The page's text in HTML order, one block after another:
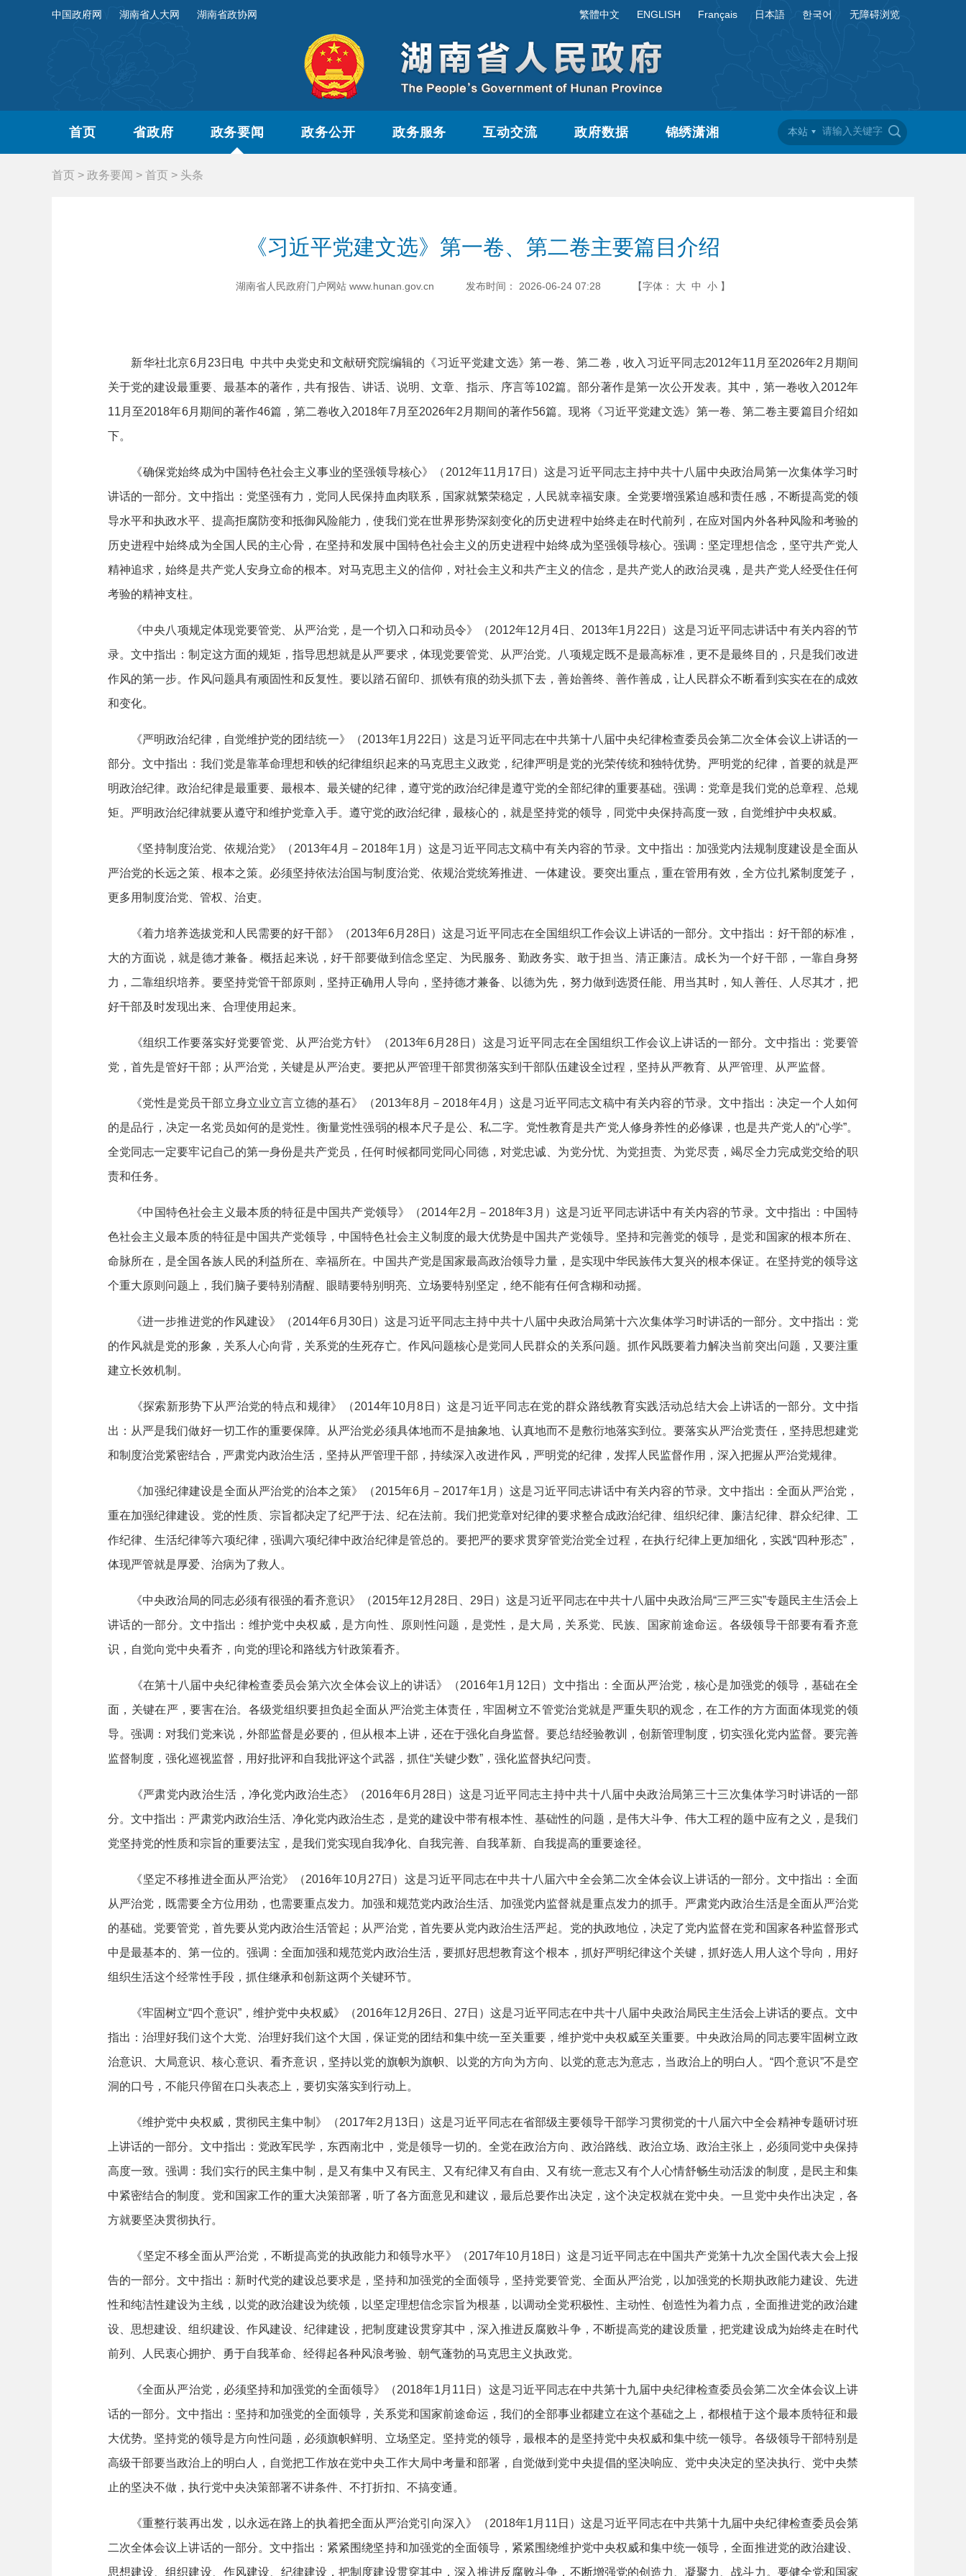
中国政府网 湖南省人大网 湖南省政协网 繁體中文 ENGLISH Français 日本語 한국어 无障碍浏览
首页 省政府 政务要闻 政务公开 政务服务 互动交流 政府数据 锦绣潇湘 本站
首页 > 政务要闻 > 首页 > 头条
《习近平党建文选》第一卷、第二卷主要篇目介绍
湖南省人民政府门户网站 www.hunan.gov.cn 发布时间： 2026-06-24 07:28 【字体： 大 中 小 】
新华社北京6月23日电 中共中央党史和文献研究院编辑的《习近平党建文选》第一卷、第二卷，收入习近平同志2012年11月至2026年2月期间
关于党的建设最重要、最基本的著作，共有报告、讲话、说明、文章、指示、序言等102篇。部分著作是第一次公开发表。其中，第一卷收入2012年
11月至2018年6月期间的著作46篇，第二卷收入2018年7月至2026年2月期间的著作56篇。现将《习近平党建文选》第一卷、第二卷主要篇目介绍如
下。
《确保党始终成为中国特色社会主义事业的坚强领导核心》（2012年11月17日）这是习近平同志主持中共十八届中央政治局第一次集体学习时
讲话的一部分。文中指出：党坚强有力，党同人民保持血肉联系，国家就繁荣稳定，人民就幸福安康。全党要增强紧迫感和责任感，不断提高党的领
导水平和执政水平、提高拒腐防变和抵御风险能力，使我们党在世界形势深刻变化的历史进程中始终走在时代前列，在应对国内外各种风险和考验的
历史进程中始终成为全国人民的主心骨，在坚持和发展中国特色社会主义的历史进程中始终成为坚强领导核心。强调：坚定理想信念，坚守共产党人
精神追求，始终是共产党人安身立命的根本。对马克思主义的信仰，对社会主义和共产主义的信念，是共产党人的政治灵魂，是共产党人经受住任何
考验的精神支柱。
《中央八项规定体现党要管党、从严治党，是一个切入口和动员令》（2012年12月4日、2013年1月22日）这是习近平同志讲话中有关内容的节
录。文中指出：制定这方面的规矩，指导思想就是从严要求，体现党要管党、从严治党。八项规定既不是最高标准，更不是最终目的，只是我们改进
作风的第一步。作风问题具有顽固性和反复性。要以踏石留印、抓铁有痕的劲头抓下去，善始善终、善作善成，让人民群众不断看到实实在在的成效
和变化。
《严明政治纪律，自觉维护党的团结统一》（2013年1月22日）这是习近平同志在中共第十八届中央纪律检查委员会第二次全体会议上讲话的一
部分。文中指出：我们党是靠革命理想和铁的纪律组织起来的马克思主义政党，纪律严明是党的光荣传统和独特优势。严明党的纪律，首要的就是严
明政治纪律。政治纪律是最重要、最根本、最关键的纪律，遵守党的政治纪律是遵守党的全部纪律的重要基础。强调：党章是我们党的总章程、总规
矩。严明政治纪律就要从遵守和维护党章入手。遵守党的政治纪律，最核心的，就是坚持党的领导，同党中央保持高度一致，自觉维护中央权威。
《坚持制度治党、依规治党》（2013年4月－2018年1月）这是习近平同志文稿中有关内容的节录。文中指出：加强党内法规制度建设是全面从
严治党的长远之策、根本之策。必须坚持依法治国与制度治党、依规治党统筹推进、一体建设。要突出重点，重在管用有效，全方位扎紧制度笼子，
更多用制度治党、管权、治吏。
《着力培养选拔党和人民需要的好干部》（2013年6月28日）这是习近平同志在全国组织工作会议上讲话的一部分。文中指出：好干部的标准，
大的方面说，就是德才兼备。概括起来说，好干部要做到信念坚定、为民服务、勤政务实、敢于担当、清正廉洁。成长为一个好干部，一靠自身努
力，二靠组织培养。要坚持党管干部原则，坚持正确用人导向，坚持德才兼备、以德为先，努力做到选贤任能、用当其时，知人善任、人尽其才，把
好干部及时发现出来、合理使用起来。
《组织工作要落实好党要管党、从严治党方针》（2013年6月28日）这是习近平同志在全国组织工作会议上讲话的一部分。文中指出：党要管
党，首先是管好干部；从严治党，关键是从严治吏。要把从严管理干部贯彻落实到干部队伍建设全过程，坚持从严教育、从严管理、从严监督。
《党性是党员干部立身立业立言立德的基石》（2013年8月－2018年4月）这是习近平同志文稿中有关内容的节录。文中指出：决定一个人如何
的是品行，决定一名党员如何的是党性。衡量党性强弱的根本尺子是公、私二字。党性教育是共产党人修身养性的必修课，也是共产党人的“心学”。
全党同志一定要牢记自己的第一身份是共产党员，任何时候都同党同心同德，对党忠诚、为党分忧、为党担责、为党尽责，竭尽全力完成党交给的职
责和任务。
《中国特色社会主义最本质的特征是中国共产党领导》（2014年2月－2018年3月）这是习近平同志讲话中有关内容的节录。文中指出：中国特
色社会主义最本质的特征是中国共产党领导，中国特色社会主义制度的最大优势是中国共产党领导。坚持和完善党的领导，是党和国家的根本所在、
命脉所在，是全国各族人民的利益所在、幸福所在。中国共产党是国家最高政治领导力量，是实现中华民族伟大复兴的根本保证。在坚持党的领导这
个重大原则问题上，我们脑子要特别清醒、眼睛要特别明亮、立场要特别坚定，绝不能有任何含糊和动摇。
《进一步推进党的作风建设》（2014年6月30日）这是习近平同志主持中共十八届中央政治局第十六次集体学习时讲话的一部分。文中指出：党
的作风就是党的形象，关系人心向背，关系党的生死存亡。作风问题核心是党同人民群众的关系问题。抓作风既要着力解决当前突出问题，又要注重
建立长效机制。
《探索新形势下从严治党的特点和规律》（2014年10月8日）这是习近平同志在党的群众路线教育实践活动总结大会上讲话的一部分。文中指
出：从严是我们做好一切工作的重要保障。从严治党必须具体地而不是抽象地、认真地而不是敷衍地落实到位。要落实从严治党责任，坚持思想建党
和制度治党紧密结合，严肃党内政治生活，坚持从严管理干部，持续深入改进作风，严明党的纪律，发挥人民监督作用，深入把握从严治党规律。
《加强纪律建设是全面从严治党的治本之策》（2015年6月－2017年1月）这是习近平同志讲话中有关内容的节录。文中指出：全面从严治党，
重在加强纪律建设。党的性质、宗旨都决定了纪严于法、纪在法前。我们把党章对纪律的要求整合成政治纪律、组织纪律、廉洁纪律、群众纪律、工
作纪律、生活纪律等六项纪律，强调六项纪律中政治纪律是管总的。要把严的要求贯穿管党治党全过程，在执行纪律上更加细化，实践“四种形态”，
体现严管就是厚爱、治病为了救人。
《中央政治局的同志必须有很强的看齐意识》（2015年12月28日、29日）这是习近平同志在中共十八届中央政治局“三严三实”专题民主生活会上
讲话的一部分。文中指出：维护党中央权威，是方向性、原则性问题，是党性，是大局，关系党、民族、国家前途命运。各级领导干部要有看齐意
识，自觉向党中央看齐，向党的理论和路线方针政策看齐。
《在第十八届中央纪律检查委员会第六次全体会议上的讲话》（2016年1月12日）文中指出：全面从严治党，核心是加强党的领导，基础在全
面，关键在严，要害在治。各级党组织要担负起全面从严治党主体责任，牢固树立不管党治党就是严重失职的观念，在工作的方方面面体现党的领
导。强调：对我们党来说，外部监督是必要的，但从根本上讲，还在于强化自身监督。要总结经验教训，创新管理制度，切实强化党内监督。要完善
监督制度，强化巡视监督，用好批评和自我批评这个武器，抓住“关键少数”，强化监督执纪问责。
《严肃党内政治生活，净化党内政治生态》（2016年6月28日）这是习近平同志主持中共十八届中央政治局第三十三次集体学习时讲话的一部
分。文中指出：严肃党内政治生活、净化党内政治生态，是党的建设中带有根本性、基础性的问题，是伟大斗争、伟大工程的题中应有之义，是我们
党坚持党的性质和宗旨的重要法宝，是我们党实现自我净化、自我完善、自我革新、自我提高的重要途径。
《坚定不移推进全面从严治党》（2016年10月27日）这是习近平同志在中共十八届六中全会第二次全体会议上讲话的一部分。文中指出：全面
从严治党，既需要全方位用劲，也需要重点发力。加强和规范党内政治生活、加强党内监督就是重点发力的抓手。严肃党内政治生活是全面从严治党
的基础。党要管党，首先要从党内政治生活管起；从严治党，首先要从党内政治生活严起。党的执政地位，决定了党内监督在党和国家各种监督形式
中是最基本的、第一位的。强调：全面加强和规范党内政治生活，要抓好思想教育这个根本，抓好严明纪律这个关键，抓好选人用人这个导向，用好
组织生活这个经常性手段，抓住继承和创新这两个关键环节。
《牢固树立“四个意识”，维护党中央权威》（2016年12月26日、27日）这是习近平同志在中共十八届中央政治局民主生活会上讲话的要点。文中
指出：治理好我们这个大党、治理好我们这个大国，保证党的团结和集中统一至关重要，维护党中央权威至关重要。中央政治局的同志要牢固树立政
治意识、大局意识、核心意识、看齐意识，坚持以党的旗帜为旗帜、以党的方向为方向、以党的意志为意志，当政治上的明白人。“四个意识”不是空
洞的口号，不能只停留在口头表态上，要切实落实到行动上。
《维护党中央权威，贯彻民主集中制》（2017年2月13日）这是习近平同志在省部级主要领导干部学习贯彻党的十八届六中全会精神专题研讨班
上讲话的一部分。文中指出：党政军民学，东西南北中，党是领导一切的。全党在政治方向、政治路线、政治立场、政治主张上，必须同党中央保持
高度一致。强调：我们实行的民主集中制，是又有集中又有民主、又有纪律又有自由、又有统一意志又有个人心情舒畅生动活泼的制度，是民主和集
中紧密结合的制度。党和国家工作的重大决策部署，听了各方面意见和建议，最后总要作出决定，这个决定权就在党中央。一旦党中央作出决定，各
方就要坚决贯彻执行。
《坚定不移全面从严治党，不断提高党的执政能力和领导水平》（2017年10月18日）这是习近平同志在中国共产党第十九次全国代表大会上报
告的一部分。文中指出：新时代党的建设总要求是，坚持和加强党的全面领导，坚持党要管党、全面从严治党，以加强党的长期执政能力建设、先进
性和纯洁性建设为主线，以党的政治建设为统领，以坚定理想信念宗旨为根基，以调动全党积极性、主动性、创造性为着力点，全面推进党的政治建
设、思想建设、组织建设、作风建设、纪律建设，把制度建设贯穿其中，深入推进反腐败斗争，不断提高党的建设质量，把党建设成为始终走在时代
前列、人民衷心拥护、勇于自我革命、经得起各种风浪考验、朝气蓬勃的马克思主义执政党。
《全面从严治党，必须坚持和加强党的全面领导》（2018年1月11日）这是习近平同志在中共第十九届中央纪律检查委员会第二次全体会议上讲
话的一部分。文中指出：坚持和加强党的全面领导，关系党和国家前途命运，我们的全部事业都建立在这个基础之上，都根植于这个最本质特征和最
大优势。坚持党的领导是方向性问题，必须旗帜鲜明、立场坚定。坚持党的领导，最根本的是坚持党中央权威和集中统一领导。各级领导干部特别是
高级干部要当政治上的明白人，自觉把工作放在党中央工作大局中考量和部署，自觉做到党中央提倡的坚决响应、党中央决定的坚决执行、党中央禁
止的坚决不做，执行党中央决策部署不讲条件、不打折扣、不搞变通。
《重整行装再出发，以永远在路上的执着把全面从严治党引向深入》（2018年1月11日）这是习近平同志在中共第十九届中央纪律检查委员会第
二次全体会议上讲话的一部分。文中指出：紧紧围绕坚持和加强党的全面领导，紧紧围绕维护党中央权威和集中统一领导，全面推进党的政治建设、
思想建设、组织建设、作风建设、纪律建设，把制度建设贯穿其中，深入推进反腐败斗争，不断增强党的创造力、凝聚力、战斗力。要健全党和国家